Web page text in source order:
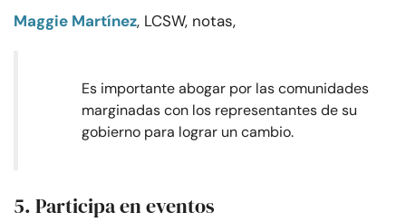
Maggie Martínez, LCSW, notas,
Es importante abogar por las comunidades
marginadas con los representantes de su
gobierno para lograr un cambio.
5. Participa en eventos